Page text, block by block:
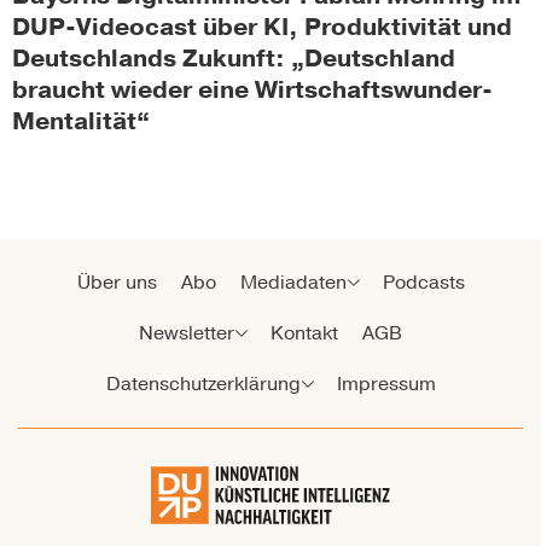
DUP-Videocast über KI, Produktivität und
Deutschlands Zukunft: „Deutschland
braucht wieder eine Wirtschaftswunder-
Mentalität“
Über uns Abo Mediadaten
Podcasts
Newsletter
Kontakt
AGB
Datenschutzerklärung
Impressum